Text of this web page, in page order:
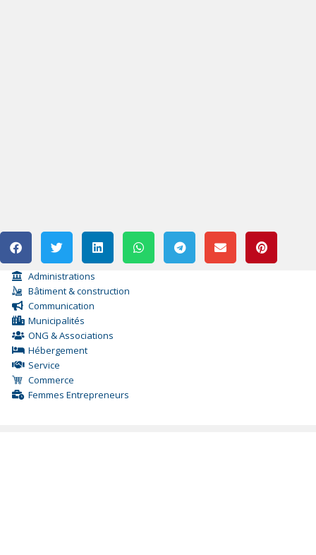
Administrations
Bâtiment & construction
Communication
Municipalités
ONG & Associations
Hébergement
Service
Commerce
Femmes Entrepreneurs